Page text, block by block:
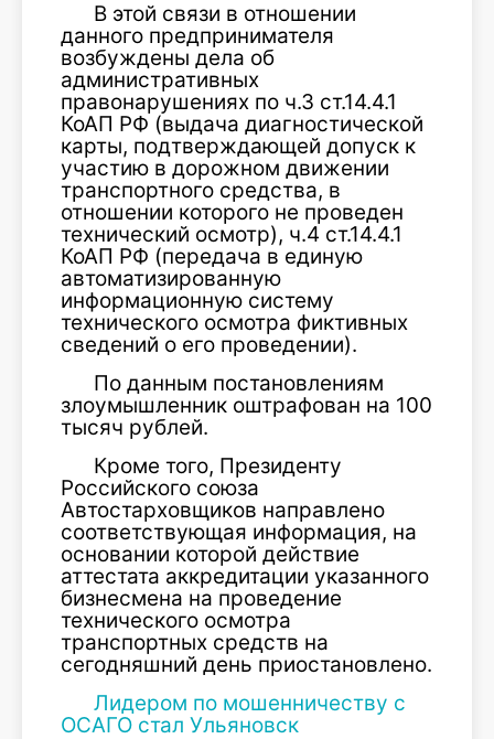
В этой связи в отношении
данного предпринимателя
возбуждены дела об
административных
правонарушениях по ч.3 ст.14.4.1
КоАП РФ (выдача диагностической
карты, подтверждающей допуск к
участию в дорожном движении
транспортного средства, в
отношении которого не проведен
технический осмотр), ч.4 ст.14.4.1
КоАП РФ (передача в единую
автоматизированную
информационную систему
технического осмотра фиктивных
сведений о его проведении).
По данным постановлениям
злоумышленник оштрафован на 100
тысяч рублей.
Кроме того, Президенту
Российского союза
Автостарховщиков направлено
соответствующая информация, на
основании которой действие
аттестата аккредитации указанного
бизнесмена на проведение
технического осмотра
транспортных средств на
сегодняшний день приостановлено.
Лидером по мошенничеству с
ОСАГО стал Ульяновск